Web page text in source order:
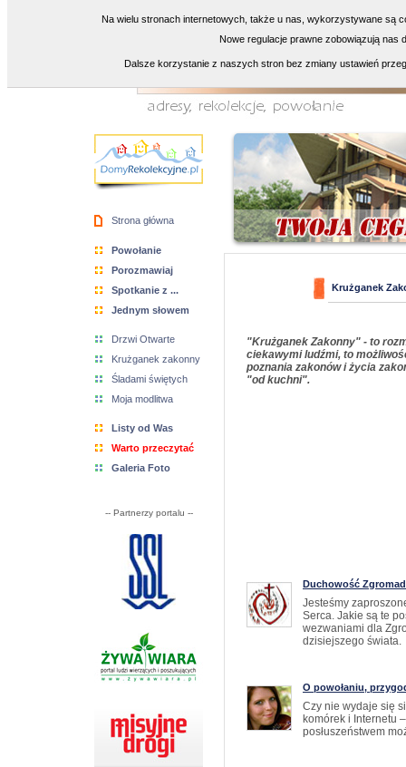
Strona główna
Powołanie
Porozmawiaj
Spotkanie z ...
Jednym słowem
Drzwi Otwarte
Krużganek zakonny
Śladami świętych
Moja modlitwa
Listy od Was
Warto przeczytać
Galeria Foto
-- Partnerzy portalu --
Krużganek
"Krużganek Zakonny" - to
ciekawymi ludźmi, to
poznania zakonów i życia
"od kuchni".
Duchowość
Jesteśmy
Serca. Jakie są te
wezwaniami dla
dzisiejszego świata.
O powołaniu,
Czy nie wydaje się
komórek i Internetu
posłuszeństwem
Na wielu stronach internetowych, także u nas, wykorzystywane są
Nowe regulacje prawne zobowiązują nas
Dalsze korzystanie z naszych stron bez zmiany ustawień